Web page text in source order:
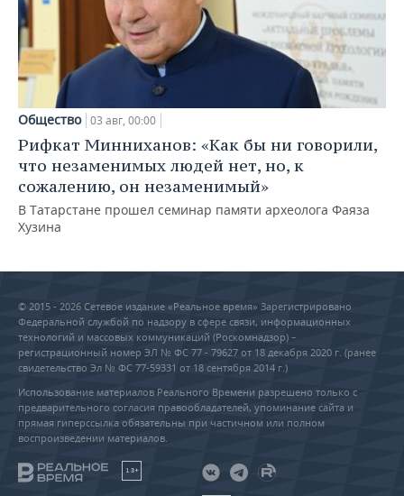
Общество 03 авг, 00:00
Рифкат Минниханов: «Как бы ни говорили,
что незаменимых людей нет, но, к
сожалению, он незаменимый»
В Татарстане прошел семинар памяти археолога Фаяза
Хузина
© 2015 - 2026 Сетевое издание «Реальное время» Зарегистрировано
Федеральной службой по надзору в сфере связи, информационных
технологий и массовых коммуникаций (Роскомнадзор) –
регистрационный номер ЭЛ № ФС 77 - 79627 от 18 декабря 2020 г. (ранее
свидетельство Эл № ФС 77-59331 от 18 сентября 2014 г.)
Использование материалов Реального Времени разрешено только с
предварительного согласия правообладателей, упоминание сайта и
прямая гиперссылка обязательны при частичном или полном
воспроизведении материалов.
18+